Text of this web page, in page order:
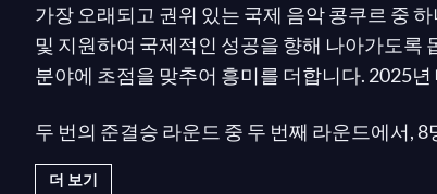
가장 오래되고 권위 있는 국제 음악 콩쿠르 중
및 지원하여 국제적인 성공을 향해 나아가도록
분야에 초점을 맞추어 흥미를 더합니다. 2025
두 번의 준결승 라운드 중 두 번째 라운드에서,
작품으로 그들의 기량을 시험할 실내악 연주를
더 보기